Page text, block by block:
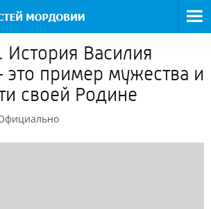
История Василия
это пример мужества и
своей Родине